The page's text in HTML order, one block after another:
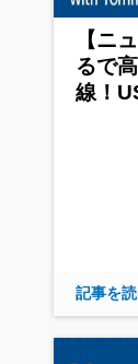
【ニ
るで
線！
記事を